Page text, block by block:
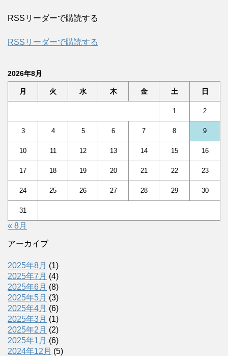
RSSリーダーで購読する
RSSリーダーで購読する
2026年8月
月 火 水 木 金 土 日
1 2
3 4 5 6 7 8 9
10 11 12 13 14 15 16
17 18 19 20 21 22 23
24 25 26 27 28 29 30
31
« 8月
アーカイブ
2025年8月 (1)
2025年7月 (4)
2025年6月 (8)
2025年5月 (3)
2025年4月 (6)
2025年3月 (1)
2025年2月 (2)
2025年1月 (6)
2024年12月 (5)